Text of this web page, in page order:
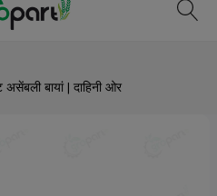
बायां | दाहिनी ओर